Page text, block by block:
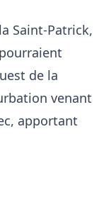
Saint-Patrick,
de la
venant
apportant